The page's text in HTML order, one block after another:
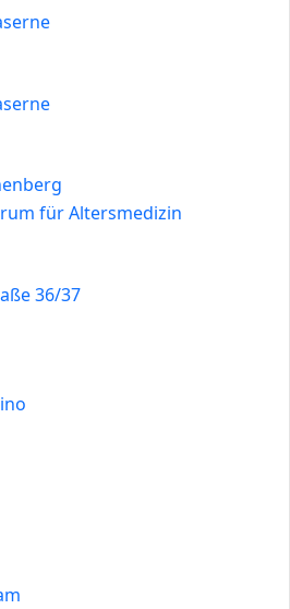
für Altersmedizin
36/37